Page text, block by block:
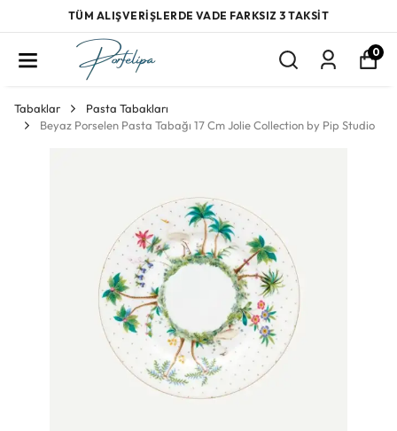
TÜM ALIŞVERİŞLERDE VADE FARKSIZ 3 TAKSİT
0
Tabaklar
Pasta Tabakları
Beyaz Porselen Pasta Tabağı 17 Cm Jolie Collection by Pip Studio